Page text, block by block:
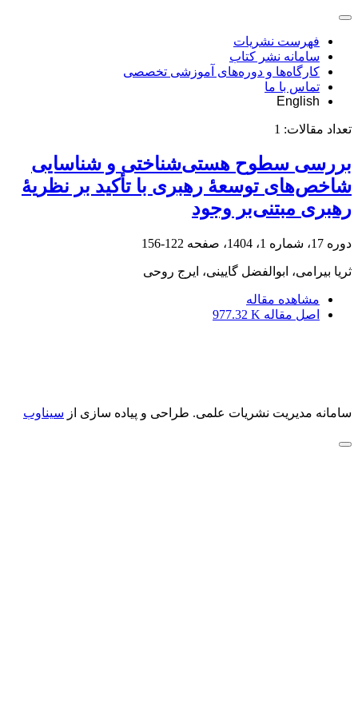
فهرست نشریات
سامانه نشر کتاب
کارگاه‌ها و دوره‌های آموزشی تخصصی
تماس با ما
English
تعداد مقالات: 1
بررسی سطوح هستی‌شناختی و شناسایی
شاخص‌های توسعۀ رهبری با تأکید بر نظریۀ
رهبری مبتنی‌بر وجود
دوره 17، شماره 1، 1404، صفحه 122-156
ثریا بیرامی، ابوالفضل گایینی، ایرج روحی
مشاهده مقاله
اصل مقاله 977.32 K
سامانه مدیریت نشریات علمی. طراحی و پیاده سازی از سیناوب